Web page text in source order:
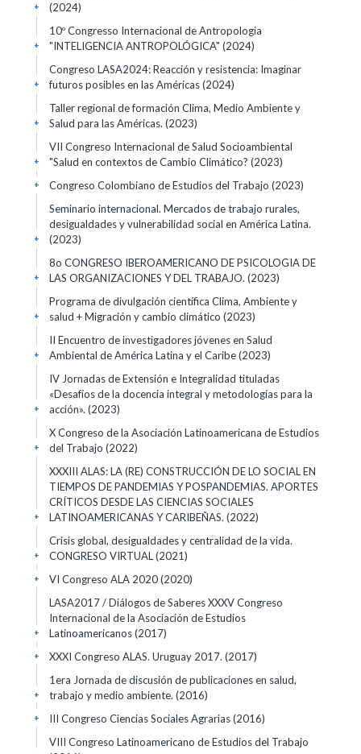
(2024)
+
10º Congresso Internacional de Antropologia
"INTELIGENCIA ANTROPOLÓGICA" (2024)
+
Congreso LASA2024: Reacción y resistencia: Imaginar
futuros posibles en las Américas(2024)
+
Taller regional de formación Clima, Medio Ambiente y
Salud para las Américas. (2023)
+
VII Congreso Internacional de Salud Socioambiental
"Salud en contextos de Cambio Climático? (2023)
+
Congreso Colombiano de Estudios del Trabajo (2023)
+
Seminario internacional. Mercados de trabajo rurales,
desigualdades y vulnerabilidad social en América Latina.
(2023)
+
8o CONGRESO IBEROAMERICANO DE PSICOLOGIA DE
LAS ORGANIZACIONES Y DEL TRABAJO. (2023)
+
Programa de divulgación científica Clima, Ambiente y
salud + Migración y cambio climático (2023)
+
II Encuentro de investigadores jóvenes en Salud
Ambiental de América Latina y el Caribe(2023)
+
IV Jornadas de Extensión e Integralidad tituladas
«Desafíos de la docencia integral y metodologías para la
acción». (2023)
+
X Congreso de la Asociación Latinoamericana de Estudios
del Trabajo (2022)
+
XXXIII ALAS: LA (RE) CONSTRUCCIÓN DE LO SOCIAL EN
TIEMPOS DE PANDEMIAS Y POSPANDEMIAS. APORTES
CRÍTICOS DESDE LAS CIENCIAS SOCIALES
LATINOAMERICANAS Y CARIBEÑAS. (2022)
+
Crisis global, desigualdades y centralidad de la vida.
CONGRESO VIRTUAL(2021)
+
VI Congreso ALA 2020(2020)
+
LASA2017 / Diálogos de Saberes XXXV Congreso
Internacional de la Asociación de Estudios
Latinoamericanos(2017)
+
XXXI Congreso ALAS. Uruguay 2017. (2017)
+
1era Jornada de discusión de publicaciones en salud,
trabajo y medio ambiente. (2016)
+
III Congreso Ciencias Sociales Agrarias(2016)
+
VIII Congreso Latinoamericano de Estudios del Trabajo